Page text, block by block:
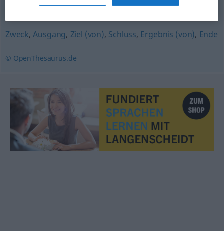
Einstellung
Zweck,Ausgang, Ziel (von), Schluss, Ergebnis (von), Ende
© OpenThesaurus.de